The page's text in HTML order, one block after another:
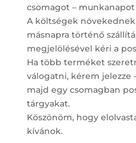
csomagot –
A költségek
másnapra történő
megjelölésével kéri a
Ha több terméket
válogatni, kérem jelezze
majd egy csomagban
tárgyakat.
Köszönöm, hogy
kívánok.